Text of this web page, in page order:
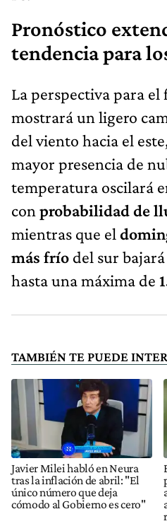
Pronóstico
tendencia para
La perspectiva para el
mostrará un ligero
del viento hacia el
mayor presencia de
temperatura oscilará
con probabilidad de
mientras que el
más frío del sur
hasta una máxima de
TAMBIÉN TE PUEDE
Javier Milei habló en Neura
tras la inflación de abril: "El
único número que deja
cómodo al Gobierno es cero"